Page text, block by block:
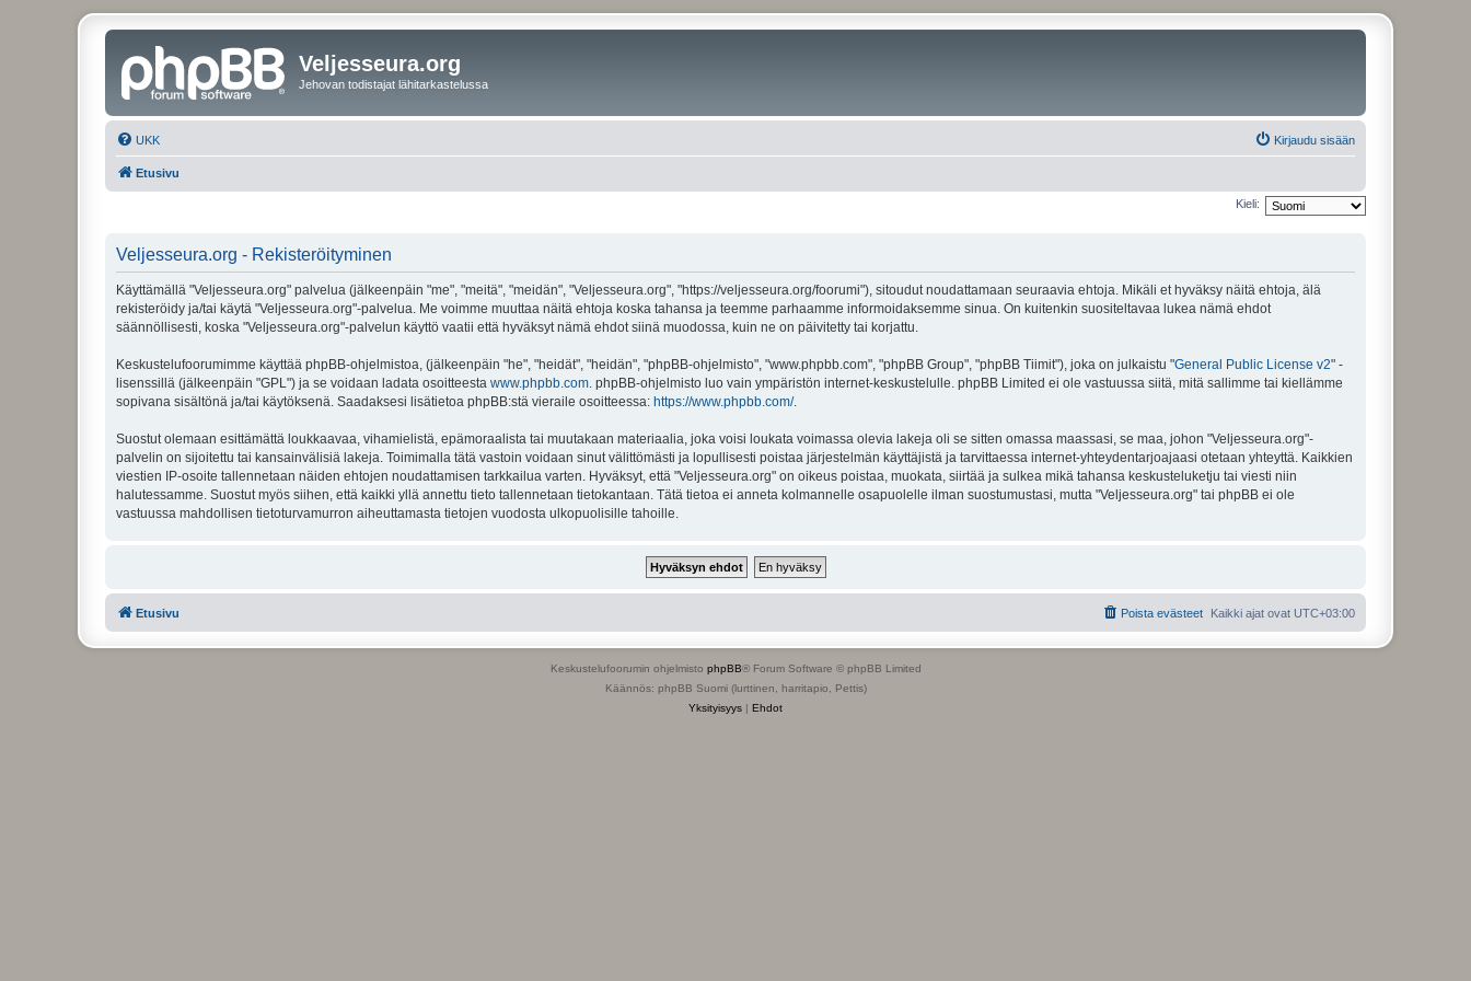
Veljesseura.org
Jehovan todistajat lähitarkastelussa
UKK Kirjaudu sisään
Etusivu
Kieli:
Veljesseura.org - Rekisteröityminen
Käyttämällä "Veljesseura.org" palvelua (jälkeenpäin "me", "meitä", "meidän", "Veljesseura.org", "https://veljesseura.org/foorumi"), sitoudut noudattamaan seuraavia ehtoja. Mikäli et hyväksy näitä ehtoja, älä
rekisteröidy ja/tai käytä "Veljesseura.org"-palvelua. Me voimme muuttaa näitä ehtoja koska tahansa ja teemme parhaamme informoidaksemme sinua. On kuitenkin suositeltavaa lukea nämä ehdot
säännöllisesti, koska "Veljesseura.org"-palvelun käyttö vaatii että hyväksyt nämä ehdot siinä muodossa, kuin ne on päivitetty tai korjattu.
Keskustelufoorumimme käyttää phpBB-ohjelmistoa, (jälkeenpäin "he", "heidät", "heidän", "phpBB-ohjelmisto", "www.phpbb.com", "phpBB Group", "phpBB Tiimit"), joka on julkaistu "General Public License v2" -
lisenssillä (jälkeenpäin "GPL") ja se voidaan ladata osoitteesta www.phpbb.com. phpBB-ohjelmisto luo vain ympäristön internet-keskustelulle. phpBB Limited ei ole vastuussa siitä, mitä sallimme tai kiellämme
sopivana sisältönä ja/tai käytöksenä. Saadaksesi lisätietoa phpBB:stä vieraile osoitteessa: https://www.phpbb.com/.
Suostut olemaan esittämättä loukkaavaa, vihamielistä, epämoraalista tai muutakaan materiaalia, joka voisi loukata voimassa olevia lakeja oli se sitten omassa maassasi, se maa, johon "Veljesseura.org"-
palvelin on sijoitettu tai kansainvälisiä lakeja. Toimimalla tätä vastoin voidaan sinut välittömästi ja lopullisesti poistaa järjestelmän käyttäjistä ja tarvittaessa internet-yhteydentarjoajaasi otetaan yhteyttä. Kaikkien
viestien IP-osoite tallennetaan näiden ehtojen noudattamisen tarkkailua varten. Hyväksyt, että "Veljesseura.org" on oikeus poistaa, muokata, siirtää ja sulkea mikä tahansa keskusteluketju tai viesti niin
halutessamme. Suostut myös siihen, että kaikki yllä annettu tieto tallennetaan tietokantaan. Tätä tietoa ei anneta kolmannelle osapuolelle ilman suostumustasi, mutta "Veljesseura.org" tai phpBB ei ole
vastuussa mahdollisen tietoturvamurron aiheuttamasta tietojen vuodosta ulkopuolisille tahoille.
Etusivu Kaikki ajat ovat UTC+03:00
Poista evästeet
Keskustelufoorumin ohjelmisto phpBB® Forum Software © phpBB Limited
Käännös: phpBB Suomi (lurttinen, harritapio, Pettis)
Yksityisyys | Ehdot